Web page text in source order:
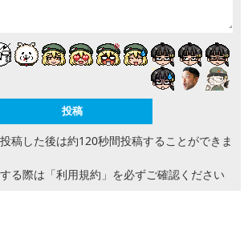
稿した後は約120秒間投稿することができま
る際は 「利用規約」 を必ずご確認ください